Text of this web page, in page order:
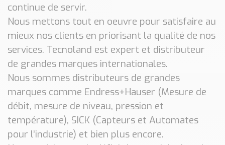
continue de servir.
Nous mettons tout en oeuvre pour satisfaire au
mieux nos clients en priorisant la qualité de nos
services. Tecnoland est expert et distributeur
de grandes marques internationales.
Nous sommes distributeurs de grandes
marques comme Endress+Hauser (Mesure de
débit, mesure de niveau, pression et
température), SICK (Capteurs et Automates
pour l’industrie) et bien plus encore.